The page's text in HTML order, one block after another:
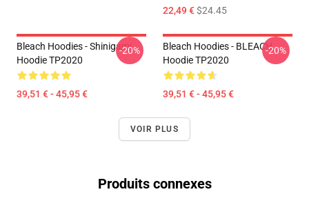
22,49 €$24.45
Bleach Hoodies - Shinigami
Hoodie TP2020
39,51 € - 45,95 €
-20%
Bleach Hoodies - BLEACH
Hoodie TP2020
39,51 € - 45,95 €
-20%
VOIR PLUS
Produits connexes